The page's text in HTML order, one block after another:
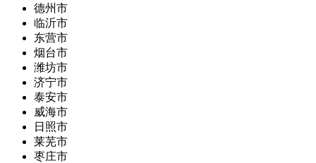
德州市
临沂市
东营市
烟台市
潍坊市
济宁市
泰安市
威海市
日照市
莱芜市
枣庄市